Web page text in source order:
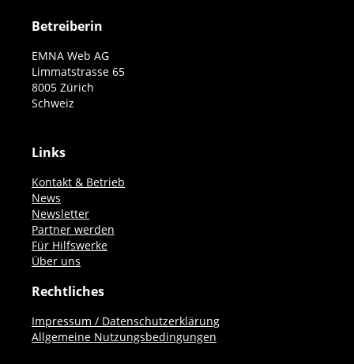
Betreiberin
EMNA Web AG
Limmatstrasse 65
8005 Zürich
Schweiz
Links
Kontakt & Betrieb
News
Newsletter
Partner werden
Für Hilfswerke
Über uns
Rechtliches
Impressum / Datenschutzerklärung
Allgemeine Nutzungsbedingungen